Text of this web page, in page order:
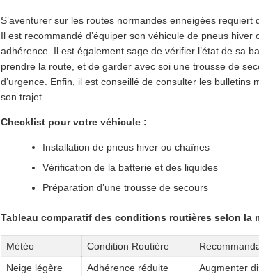
S’aventurer sur les routes normandes enneigées requiert
Il est recommandé d’équiper son véhicule de pneus
adhérence. Il est également sage de vérifier l’état de sa
prendre la route, et de garder avec soi une trousse de
d’urgence. Enfin, il est conseillé de consulter les bulletins
son trajet.
Checklist pour votre véhicule :
Installation de pneus hiver ou chaînes
Vérification de la batterie et des liquides
Préparation d’une trousse de secours
Tableau comparatif des conditions routières selon la
Météo Condition Routière
Neige légère
Adhérence réduite
Augmenter